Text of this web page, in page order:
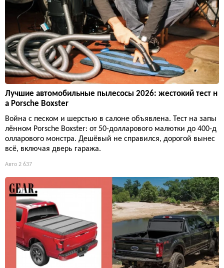
Лучшие автомобильные пылесосы 2026: жестокий тест н
а Porsche Boxster
Война с песком и шерстью в салоне объявлена. Тест на запы
лённом Porsche Boxster: от 50-долларового малютки до 400-д
олларового монстра. Дешёвый не справился, дорогой вынес
всё, включая дверь гаража.
Авто 2 637